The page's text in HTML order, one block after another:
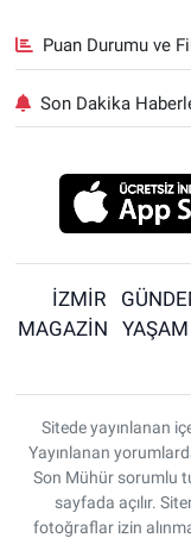
Puan Durumu ve
Son Dakika
İZMİR
MAGAZİN
YAŞAM
Sitede yayınlanan
Yayınlanan
Son Mühür sorumlu
sayfada açılır.
fotoğraflar izin